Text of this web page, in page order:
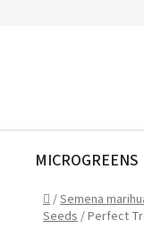
MICROGREENS
Domů
/Semena
Seeds/Perfect